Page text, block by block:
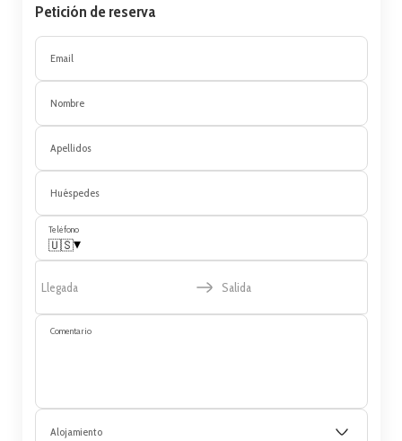
Petición de reserva
Email
Nombre
Apellidos
Huéspedes
Teléfono
🇺🇸▾
Llegada Salida
Comentario
Alojamiento